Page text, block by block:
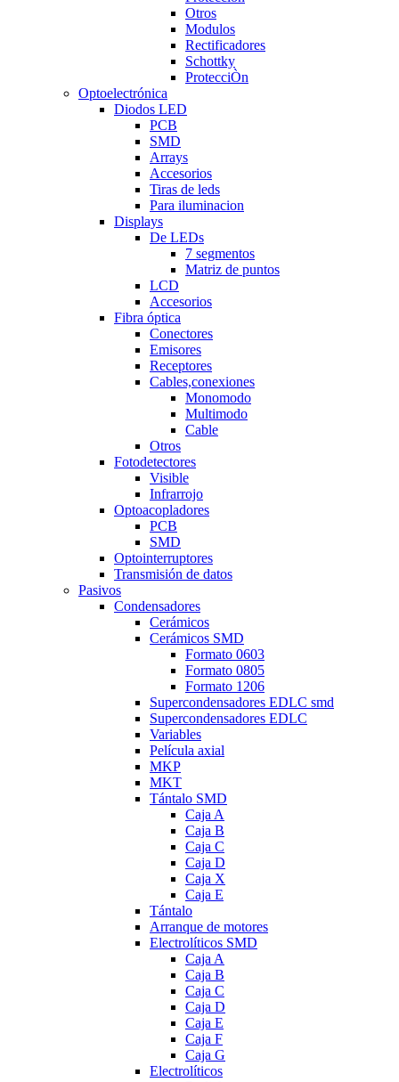
Otros
Modulos
Rectificadores
Schottky
ProtecciÒn
Optoelectrónica
Diodos LED
PCB
SMD
Arrays
Accesorios
Tiras de leds
Para iluminacion
Displays
De LEDs
7 segmentos
Matriz de puntos
LCD
Accesorios
Fibra óptica
Conectores
Emisores
Receptores
Cables,conexiones
Monomodo
Multimodo
Cable
Otros
Fotodetectores
Visible
Infrarrojo
Optoacopladores
PCB
SMD
Optointerruptores
Transmisión de datos
Pasivos
Condensadores
Cerámicos
Cerámicos SMD
Formato 0603
Formato 0805
Formato 1206
Supercondensadores EDLC smd
Supercondensadores EDLC
Variables
Película axial
MKP
MKT
Tántalo SMD
Caja A
Caja B
Caja C
Caja D
Caja X
Caja E
Tántalo
Arranque de motores
Electrolíticos SMD
Caja A
Caja B
Caja C
Caja D
Caja E
Caja F
Caja G
Electrolíticos